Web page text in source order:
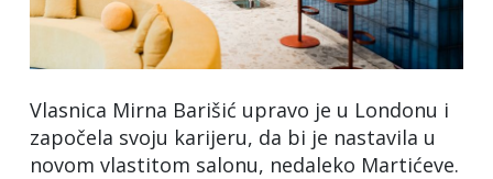
Vlasnica Mirna Barišić upravo je u Londonu i
započela svoju karijeru, da bi je nastavila u
novom vlastitom salonu, nedaleko Martićeve.